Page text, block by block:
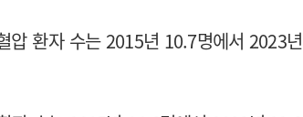
압 환자 수는 2015년 10.7명에서 2023년